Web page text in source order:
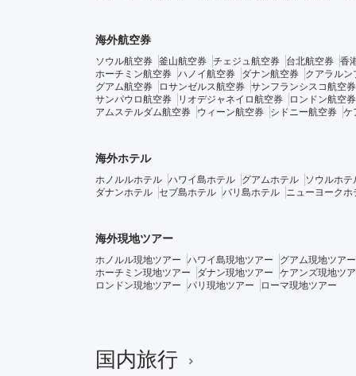
海外航空券
ソウル航空券 釜山航空券 チェジュ航空券 台北航空券 香
ホーチミン航空券 ハノイ航空券 ダナン航空券
クアラルン
グアム航空券
ロサンゼルス航空券 サンフランシスコ航空券
サンパウロ航空券
リオデジャネイロ航空券
ロンドン航空券
アムステルダム航空券
ウィーン航空券 シドニー航空券 ケ
海外ホテル
ホノルルホテル ハワイ島ホテル グアムホテル
ソウルホテ
ダナンホテル セブ島ホテル バリ島ホテル ニューヨークホ
海外現地ツアー
ホノルル現地ツアー ハワイ島現地ツアー
グアム現地ツアー
ホーチミン現地ツアー
ダナン現地ツアー
ケアンズ現地ツ
ロンドン現地ツアー
パリ現地ツアー ローマ現地ツアー
国内旅行